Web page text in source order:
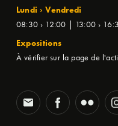
Lundi › Vendredi
08:30 › 12:00 | 13:00 ›
Expositions
À vérifier sur la page de